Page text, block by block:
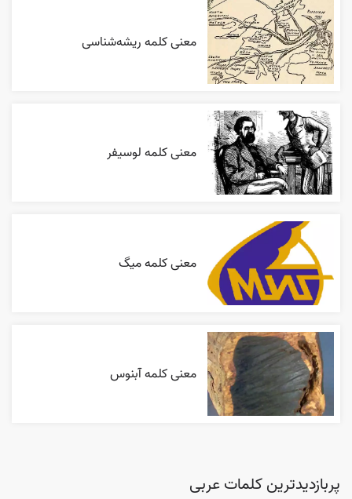
معنی کلمه ریشه‌شناسی
معنی کلمه لوسیفر
معنی کلمه میگ
معنی کلمه آبنوس
پربازدیدترین کلمات عربی